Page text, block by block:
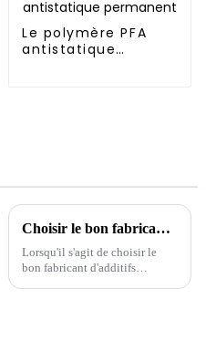
Le polymère PFA
antistatique
Choisir le bon fabricant : 7 critères pour le meilleur additif hydrophobe
Lorsqu'il s'agit de choisir le
bon fabricant d'additifs